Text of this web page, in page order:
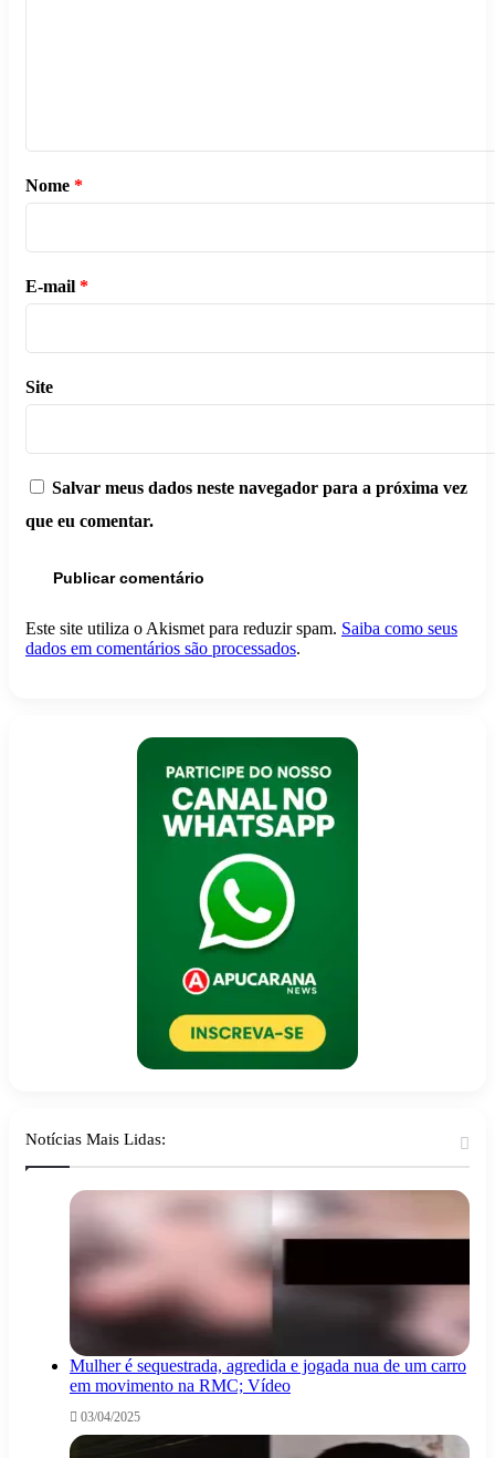
Nome *
E-mail *
Site
Salvar meus dados neste navegador para a próxima vez
que eu comentar.
Este site utiliza o Akismet para reduzir spam. Saiba como seus
dados em comentários são processados.
Notícias Mais Lidas:
Mulher é sequestrada, agredida e jogada nua de um carro
em movimento na RMC; Vídeo
03/04/2025